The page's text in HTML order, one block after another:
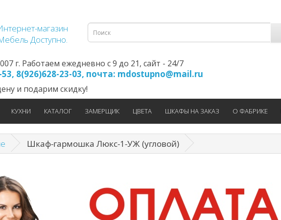
г. Работаем ежедневно с 9 до 21, cайт - 24/7
8(926)628-23-03, почта: mdostupno@mail.ru
и подарим скидку!
КУХНИ КАТАЛОГ ЗАМЕРЩИК ЦВЕТА ШКАФЫ НА ЗАКАЗ О ФАБРИКЕ
Шкаф-гармошка Люкс-1-УЖ (угловой)